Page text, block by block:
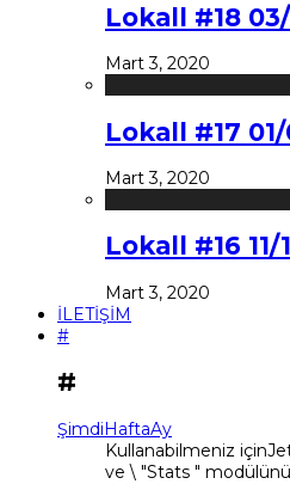
Lokall #18
Mart 3, 2020
Lokall #17
Mart 3, 2020
Lokall #16 11/
Mart 3, 2020
İLETİŞİM
#
#
ŞimdiHaftaAy
Kullanabilmeniz
ve \ "Stats "